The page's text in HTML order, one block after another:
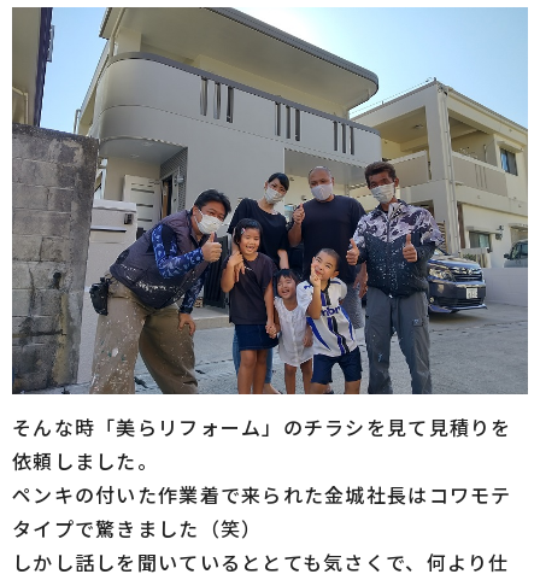
そんな時「美らリフォーム」のチラシを見て見積りを
依頼しました。
ペンキの付いた作業着で来られた金城社長はコワモテ
タイプで驚きました（笑）
しかし話しを聞いているととても気さくで、何より仕